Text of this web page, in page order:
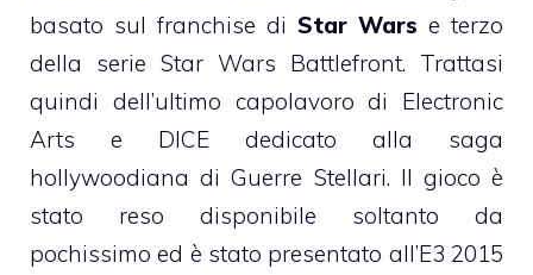
basato sul franchise di Star Wars e terzo
della serie Star Wars Battlefront. Trattasi
quindi dell’ultimo capolavoro di Electronic
Arts e DICE
dedicato alla saga
hollywoodiana di Guerre Stellari. Il gioco è
stato reso disponibile soltanto da
pochissimo ed è stato presentato all’E3 2015